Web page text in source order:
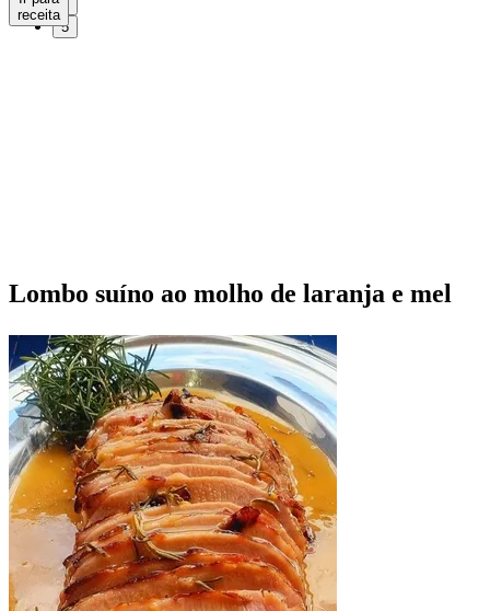
receita
5
Lombo suíno ao molho de laranja e mel